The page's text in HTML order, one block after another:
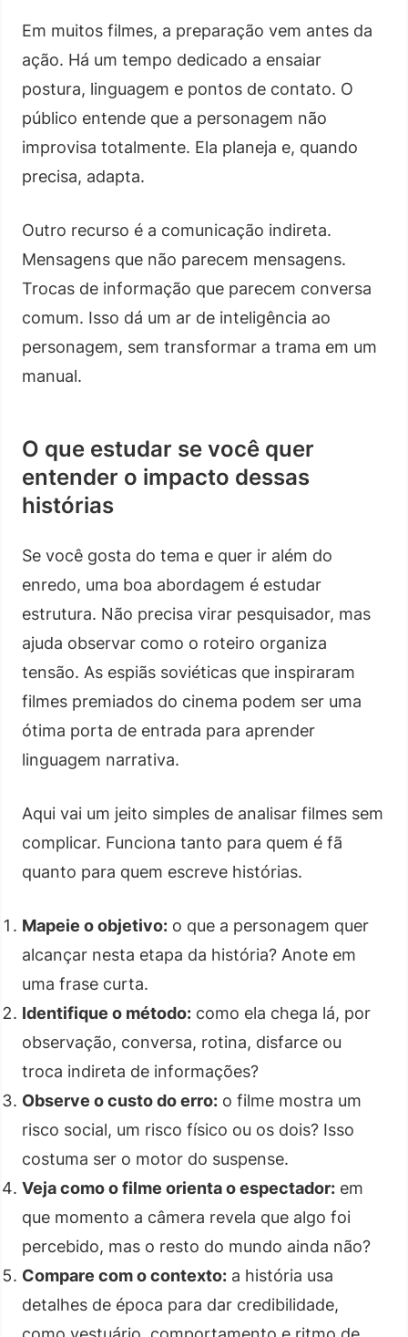
Em muitos filmes, a preparação vem antes da
ação. Há um tempo dedicado a ensaiar
postura, linguagem e pontos de contato. O
público entende que a personagem não
improvisa totalmente. Ela planeja e, quando
precisa, adapta.
Outro recurso é a comunicação indireta.
Mensagens que não parecem mensagens.
Trocas de informação que parecem conversa
comum. Isso dá um ar de inteligência ao
personagem, sem transformar a trama em um
manual.
O que estudar se você quer
entender o impacto dessas
histórias
Se você gosta do tema e quer ir além do
enredo, uma boa abordagem é estudar
estrutura. Não precisa virar pesquisador, mas
ajuda observar como o roteiro organiza
tensão. As espiãs soviéticas que inspiraram
filmes premiados do cinema podem ser uma
ótima porta de entrada para aprender
linguagem narrativa.
Aqui vai um jeito simples de analisar filmes sem
complicar. Funciona tanto para quem é fã
quanto para quem escreve histórias.
Mapeie o objetivo: o que a personagem quer
alcançar nesta etapa da história? Anote em
uma frase curta.
Identifique o método: como ela chega lá, por
observação, conversa, rotina, disfarce ou
troca indireta de informações?
Observe o custo do erro: o filme mostra um
risco social, um risco físico ou os dois? Isso
costuma ser o motor do suspense.
Veja como o filme orienta o espectador: em
que momento a câmera revela que algo foi
percebido, mas o resto do mundo ainda não?
Compare com o contexto: a história usa
detalhes de época para dar credibilidade,